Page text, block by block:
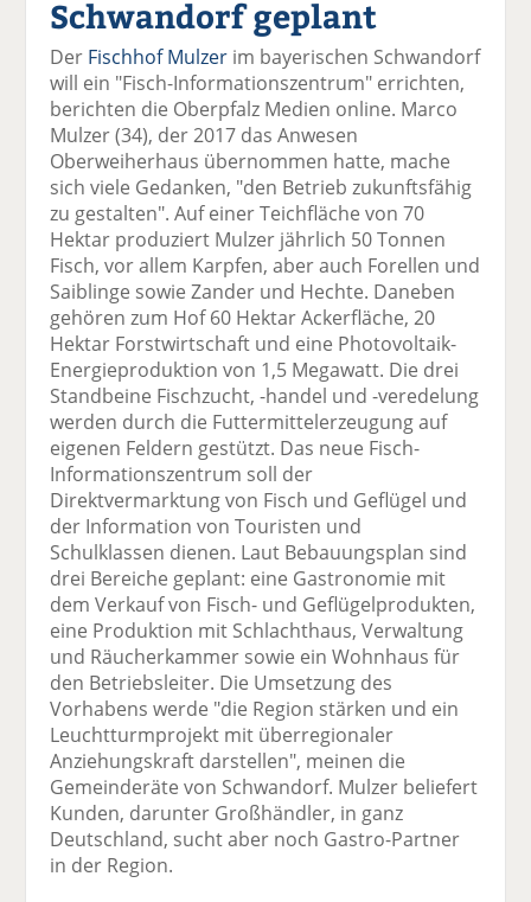
el
a
uf
F
ac
b
o
o
k
te
il
e
n
wi
tt
er
uf
Li
n
e
di
n
te
il
e
n
er
E
m
l
v
se
n
d
e
n
ru
ck
Schwandorf geplant
Der Fischhof Mulzer im bayerischen Schwandorf
will ein "Fisch-Informationszentrum" errichten,
berichten die Oberpfalz Medien online. Marco
Mulzer (34), der 2017 das Anwesen
Oberweiherhaus übernommen hatte, mache
sich viele Gedanken, "den Betrieb zukunftsfähig
zu gestalten". Auf einer Teichfläche von 70
Hektar produziert Mulzer jährlich 50 Tonnen
Fisch, vor allem Karpfen, aber auch Forellen und
Saiblinge sowie Zander und Hechte. Daneben
gehören zum Hof 60 Hektar Ackerfläche, 20
Hektar Forstwirtschaft und eine Photovoltaik-
Energieproduktion von 1,5 Megawatt. Die drei
Standbeine Fischzucht, -handel und -veredelung
werden durch die Futtermittelerzeugung auf
eigenen Feldern gestützt. Das neue Fisch-
Informationszentrum soll der
Direktvermarktung von Fisch und Geflügel und
der Information von Touristen und
Schulklassen dienen. Laut Bebauungsplan sind
drei Bereiche geplant: eine Gastronomie mit
dem Verkauf von Fisch- und Geflügelprodukten,
eine Produktion mit Schlachthaus, Verwaltung
und Räucherkammer sowie ein Wohnhaus für
den Betriebsleiter. Die Umsetzung des
Vorhabens werde "die Region stärken und ein
Leuchtturmprojekt mit überregionaler
Anziehungskraft darstellen", meinen die
Gemeinderäte von Schwandorf. Mulzer beliefert
Kunden, darunter Großhändler, in ganz
Deutschland, sucht aber noch Gastro-Partner
in der Region.